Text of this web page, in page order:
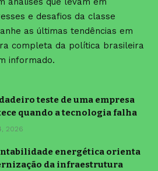
e desafios da classe
as últimas tendências em
completa da política brasileira
informado.
teste de uma empresa
quando a tecnologia falha
2026
energética orienta
da infraestrutura